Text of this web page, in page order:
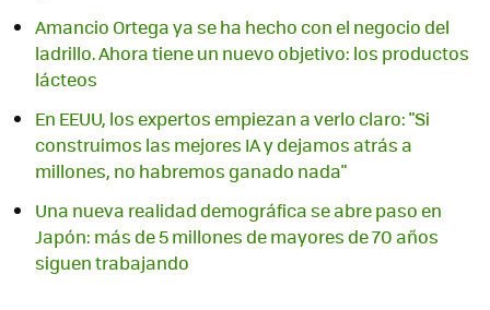
Amancio Ortega ya se ha hecho con el negocio del
ladrillo. Ahora tiene un nuevo objetivo: los productos
lácteos
En EEUU, los expertos empiezan a verlo claro: "Si
construimos las mejores IA y dejamos atrás a
millones, no habremos ganado nada"
Una nueva realidad demográfica se abre paso en
Japón: más de 5 millones de mayores de 70 años
siguen trabajando